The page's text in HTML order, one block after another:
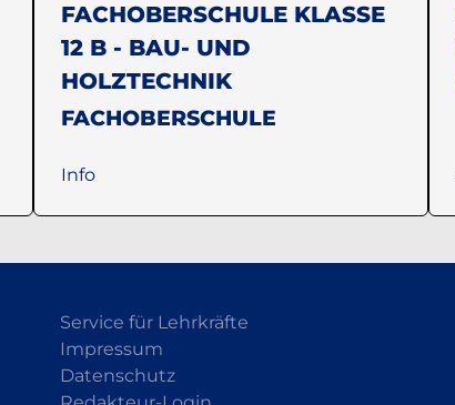
FACHOBERSCHULE KLASSE
12 B - BAU- UND
HOLZTECHNIK
FACHOBERSCHULE
Info
Service für Lehrkräfte
Impressum
Datenschutz